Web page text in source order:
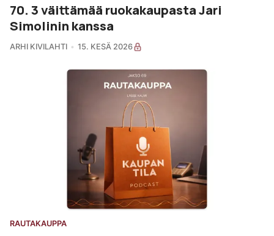
70. 3 väittämää ruokakaupasta Jari
Simolinin kanssa
ARHI KIVILAHTI 15. KESÄ 2026
RAUTAKAUPPA